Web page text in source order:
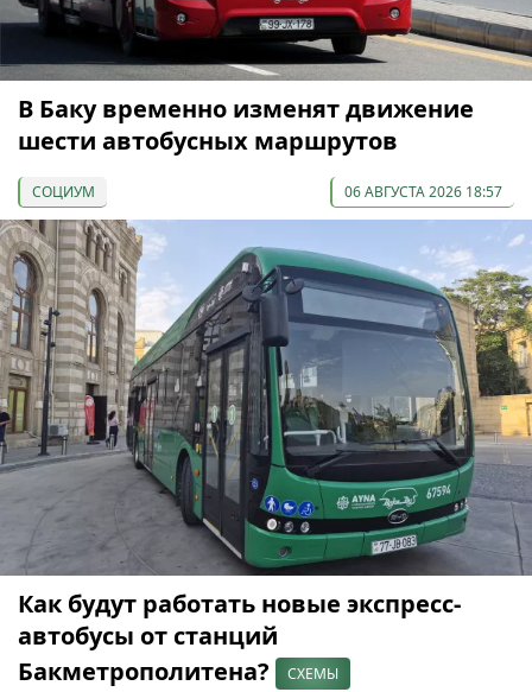
В Баку временно изменят движение
шести автобусных маршрутов
СОЦИУМ 06 АВГУСТА 2026 18:57
Как будут работать новые экспресс-
автобусы от станций
Бакметрополитена?
СХЕМЫ